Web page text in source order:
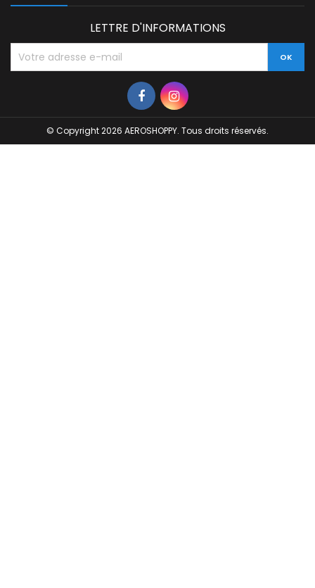
LETTRE D'INFORMATIONS
© Copyright 2026 AEROSHOPPY. Tous droits réservés.